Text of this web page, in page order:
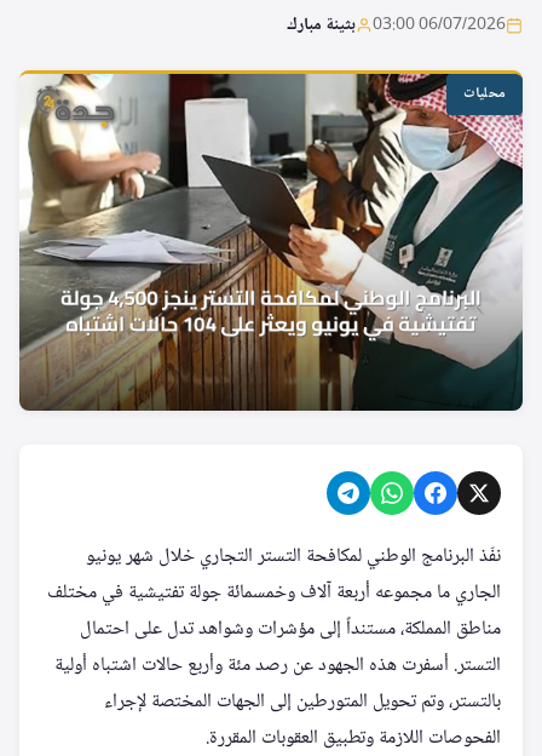
06/07/2026 03:00 بثينة مبارك
محليات
نفّذ البرنامج الوطني لمكافحة التستر التجاري خلال شهر يونيو
الجاري ما مجموعه أربعة آلاف وخمسمائة جولة تفتيشية في مختلف
مناطق المملكة، مستنداً إلى مؤشرات وشواهد تدل على احتمال
التستر. أسفرت هذه الجهود عن رصد مئة وأربع حالات اشتباه أولية
بالتستر، وتم تحويل المتورطين إلى الجهات المختصة لإجراء
الفحوصات اللازمة وتطبيق العقوبات المقررة.